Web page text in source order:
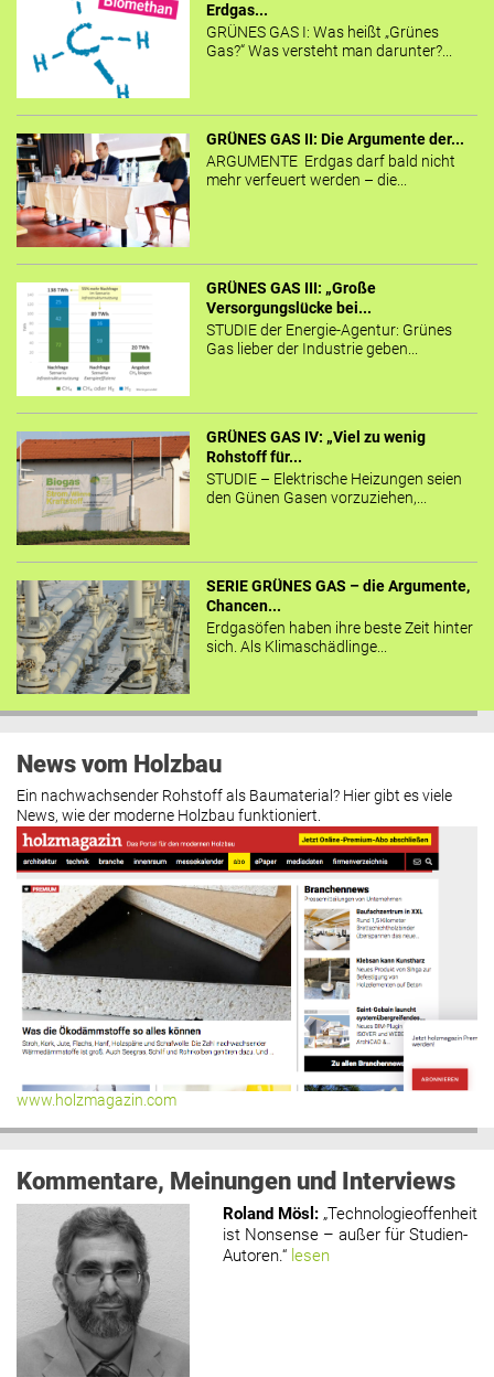
Erdgas...
GRÜNES GAS I: Was heißt „Grünes
Gas?“ Was versteht man darunter?...
GRÜNES GAS II: Die Argumente der...
ARGUMENTE Erdgas darf bald nicht
mehr verfeuert werden – die...
GRÜNES GAS III: „Große
Versorgungslücke bei...
STUDIE der Energie-Agentur: Grünes
Gas lieber der Industrie geben...
GRÜNES GAS IV: „Viel zu wenig
Rohstoff für...
STUDIE – Elektrische Heizungen seien
den Günen Gasen vorzuziehen,...
SERIE GRÜNES GAS – die Argumente,
Chancen...
Erdgasöfen haben ihre beste Zeit hinter
sich. Als Klimaschädlinge...
News vom Holzbau
Ein nachwachsender Rohstoff als Baumaterial? Hier gibt es viele
News, wie der moderne Holzbau funktioniert.
www.holzmagazin.com
Kommentare, Meinungen und Interviews
Roland Mösl : „Technologieoffenheit
ist Nonsense – außer für Studien-
Autoren.“ lesen